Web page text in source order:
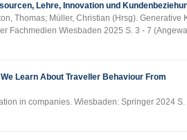
Lehre, Innovation und
Thomas; Müller, Christian (Hrsg). Generative
Fachmedien Wiesbaden 2025 S. 3 - 7
Learn About Traveller Behaviour From
in companies. Wiesbaden: Springer 2024 S.